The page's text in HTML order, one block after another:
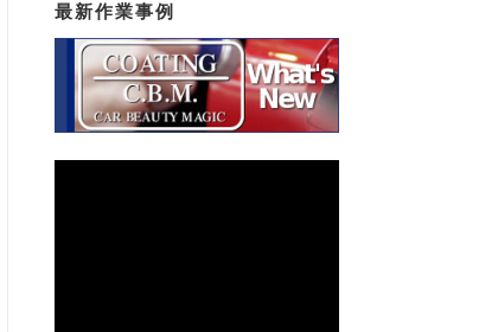
最新作業事例